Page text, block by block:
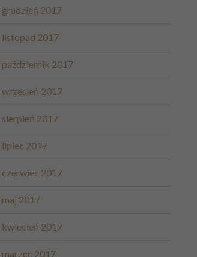
grudzień 2017
listopad 2017
październik 2017
wrzesień 2017
sierpień 2017
lipiec 2017
czerwiec 2017
maj 2017
kwiecień 2017
marzec 2017